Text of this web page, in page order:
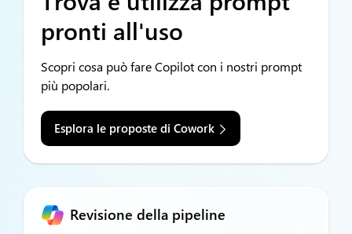
pronti all'uso
Scopri cosa può fare Copilot con i nostri prompt
più popolari.
Esplora le proposte di Cowork
Revisione della pipeline